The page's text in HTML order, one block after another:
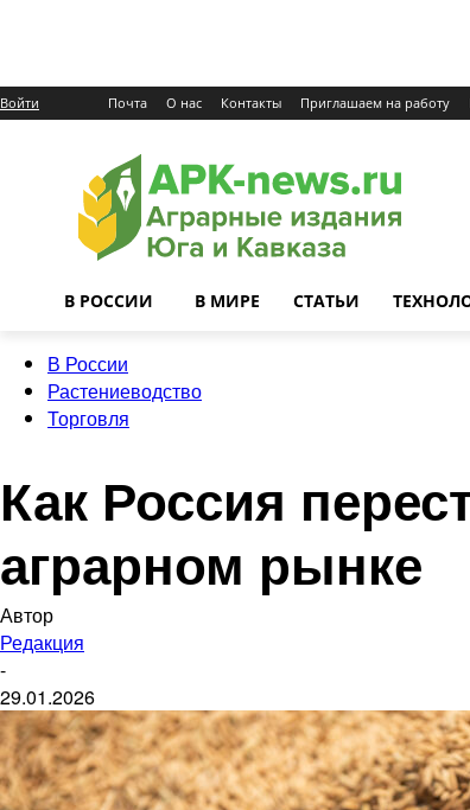
Войти Почта О нас Контакты Приглашаем на работу
В РОССИИ В МИРЕ СТАТЬИ
В России
Растениеводство
Торговля
Как Россия
аграрном рынке
Автор
Редакция
-
29.01.2026